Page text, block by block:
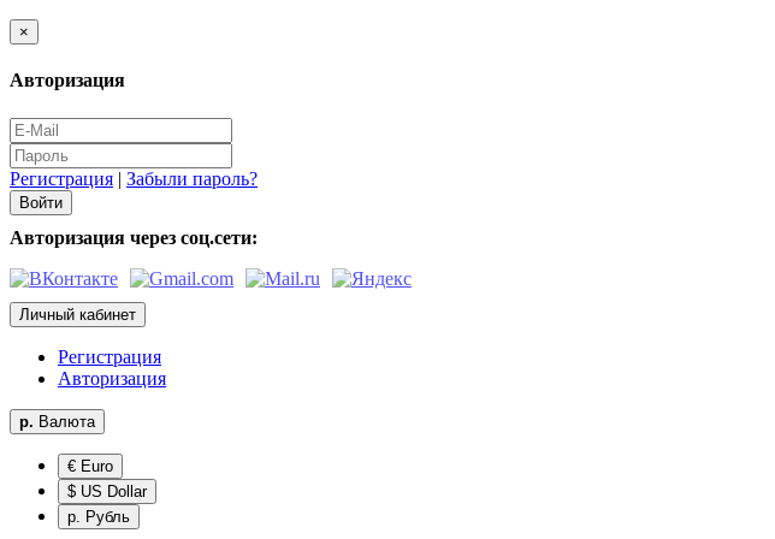
×
Авторизация
Регистрация | Забыли пароль?
Авторизация через соц.сети:
Личный кабинет
Регистрация
Авторизация
р. Валюта
€ Euro
$ US Dollar
р. Рубль